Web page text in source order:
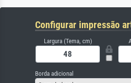
Configurar impressão
Largura (Tema, cm)
Borda adicional